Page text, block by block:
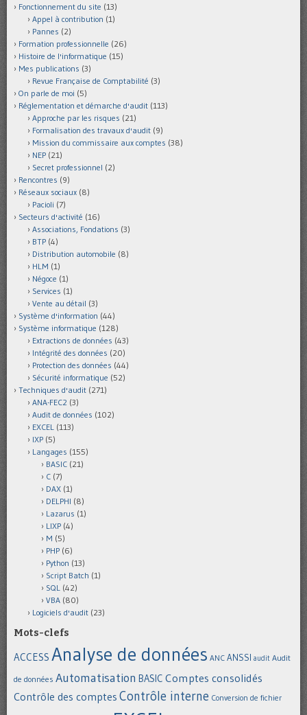
Fonctionnement du site (13)
Appel à contribution (1)
Pannes (2)
Formation professionnelle (26)
Histoire de l'informatique (15)
Mes publications (3)
Revue Française de Comptabilité (3)
On parle de moi (5)
Réglementation et démarche d'audit (113)
Approche par les risques (21)
Formalisation des travaux d'audit (9)
Mission du commissaire aux comptes (38)
NEP (21)
Secret professionnel (2)
Rencontres (9)
Réseaux sociaux (8)
Pacioli (7)
Secteurs d'activité (16)
Associations, Fondations (3)
BTP (4)
Distribution automobile (8)
HLM (1)
Négoce (1)
Services (1)
Vente au détail (3)
Système d'information (44)
Système informatique (128)
Extractions de données (43)
Intégrité des données (20)
Protection des données (44)
Sécurité informatique (52)
Techniques d'audit (271)
ANA-FEC2 (3)
Audit de données (102)
EXCEL (113)
IXP (5)
Langages (155)
BASIC (21)
C (7)
DAX (1)
DELPHI (8)
Lazarus (1)
LIXP (4)
M (5)
PHP (6)
Python (13)
Script Batch (1)
SQL (42)
VBA (80)
Logiciels d'audit (23)
Mots-clefs
ACCESS Analyse de données ANC ANSSI audit Audit
de données Automatisation BASIC Comptes consolidés
Contrôle des comptes Contrôle interne Conversion de fichier